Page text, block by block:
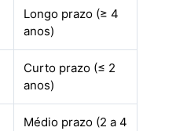
Longo prazo (≥ 4
anos)
Curto prazo (≤ 2
anos)
Médio prazo (2 a 4